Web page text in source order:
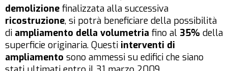
demolizione finalizzata alla successiva
ricostruzione, si potrà beneficiare della possibilità
di ampliamento della volumetria fino al 35% della
superficie originaria. Questi interventi di
ampliamento sono ammessi su edifici che siano